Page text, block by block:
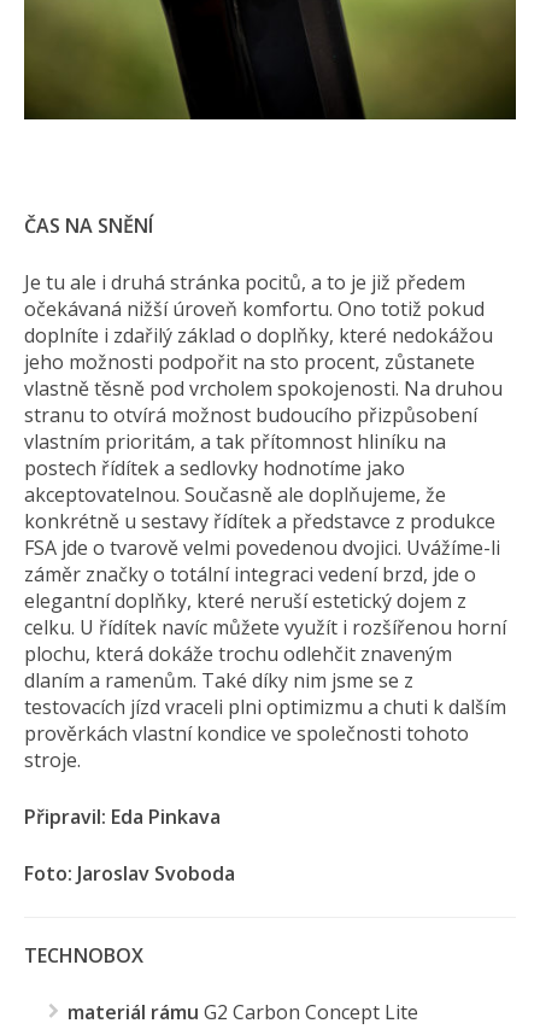
ČAS NA SNĚNÍ
Je tu ale i druhá stránka pocitů, a to je již předem
očekávaná nižší úroveň komfortu. Ono totiž pokud
doplníte i zdařilý základ o doplňky, které nedokážou
jeho možnosti podpořit na sto procent, zůstanete
vlastně těsně pod vrcholem spokojenosti. Na druhou
stranu to otvírá možnost budoucího přizpůsobení
vlastním prioritám, a tak přítomnost hliníku na
postech řídítek a sedlovky hodnotíme jako
akceptovatelnou. Současně ale doplňujeme, že
konkrétně u sestavy řídítek a představce z produkce
FSA jde o tvarově velmi povedenou dvojici. Uvážíme-li
záměr značky o totální integraci vedení brzd, jde o
elegantní doplňky, které neruší estetický dojem z
celku. U řídítek navíc můžete využít i rozšířenou horní
plochu, která dokáže trochu odlehčit znaveným
dlaním a ramenům. Také díky nim jsme se z
testovacích jízd vraceli plni optimizmu a chuti k dalším
prověrkách vlastní kondice ve společnosti tohoto
stroje.
Připravil: Eda Pinkava
Foto: Jaroslav Svoboda
TECHNOBOX
materiál rámu G2 Carbon Concept Lite